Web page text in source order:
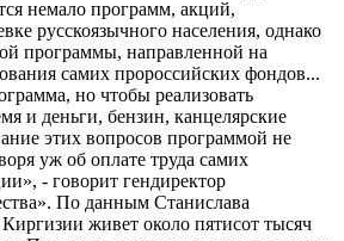
немало программ, акций,
русскоязычного населения, однако
программы, направленной на
самих пророссийских фондов...
но чтобы реализовать
и деньги, бензин, канцелярские
этих вопросов программой не
уж об оплате труда самих
- говорит гендиректор
По данным Станислава
живет около пятисот тысяч